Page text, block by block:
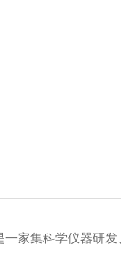
一家集科学仪器研